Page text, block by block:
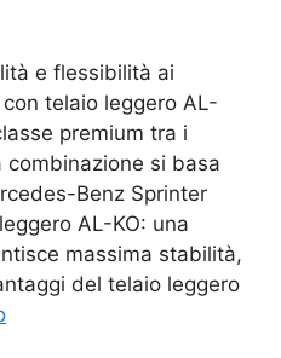
e flessibilità ai
telaio leggero AL-
premium tra i
combinazione si basa
Benz Sprinter
AL-KO: una
massima stabilità,
del telaio leggero